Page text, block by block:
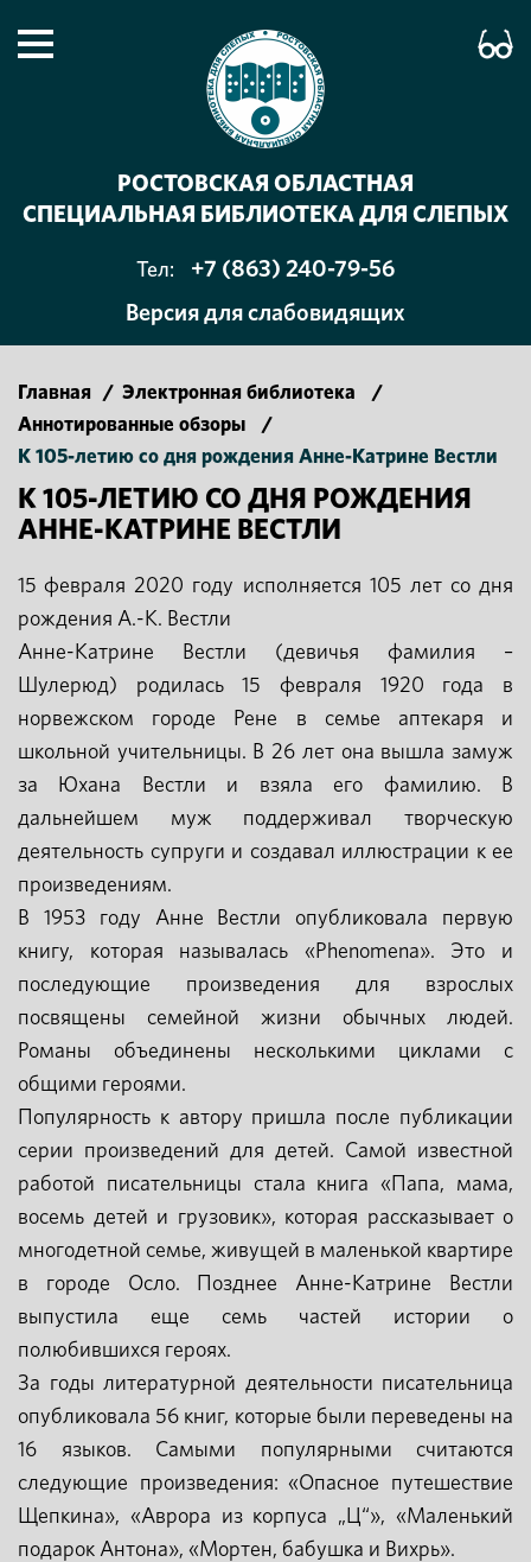
РОСТОВСКАЯ ОБЛАСТНАЯ
СПЕЦИАЛЬНАЯ БИБЛИОТЕКА ДЛЯ СЛЕПЫХ
Тел:
+7 (863) 240-79-56
Версия для слабовидящих
Главная / Электронная библиотека
/
Аннотированные обзоры
/
К 105-летию со дня рождения Анне-Катрине Вестли
К 105-ЛЕТИЮ СО ДНЯ РОЖДЕНИЯ
АННЕ-КАТРИНЕ ВЕСТЛИ
15 февраля 2020 году исполняется 105 лет со дня
рождения А.-К. Вестли
Анне-Катрине Вестли (девичья фамилия –
Шулерюд) родилась 15 февраля 1920 года в
норвежском городе Рене в семье аптекаря и
школьной учительницы. В 26 лет она вышла замуж
за Юхана Вестли и взяла его фамилию. В
дальнейшем муж поддерживал творческую
деятельность супруги и создавал иллюстрации к ее
произведениям.
В 1953 году Анне Вестли опубликовала первую
книгу, которая называлась «Phenomena». Это и
последующие произведения для взрослых
посвящены семейной жизни обычных людей.
Романы объединены несколькими циклами с
общими героями.
Популярность к автору пришла после публикации
серии произведений для детей. Самой известной
работой писательницы стала книга «Папа, мама,
восемь детей и грузовик», которая рассказывает о
многодетной семье, живущей в маленькой квартире
в городе Осло. Позднее Анне-Катрине Вестли
выпустила еще семь частей истории о
полюбившихся героях.
За годы литературной деятельности писательница
опубликовала 56 книг, которые были переведены на
16 языков. Самыми популярными считаются
следующие произведения: «Опасное путешествие
Щепкина», «Аврора из корпуса „Ц“», «Маленький
подарок Антона», «Мортен, бабушка и Вихрь».